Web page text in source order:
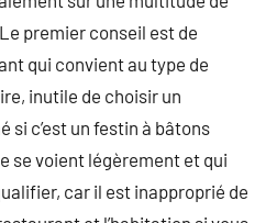
premier conseil est de
qui convient au type de
inutile de choisir un
si c’est un festin à bâtons
se voient légèrement et qui
car il est inapproprié de